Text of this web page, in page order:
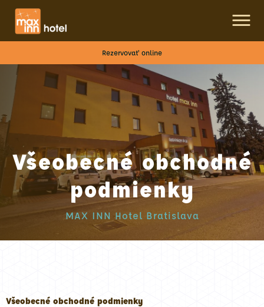
Rezervovať online
Všeobecné obchodné
podmienky
MAX INN Hotel Bratislava
Všeobecné obchodné podmienky